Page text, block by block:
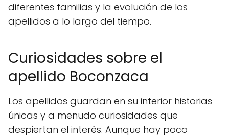
diferentes familias y la evolución de los
apellidos a lo largo del tiempo.
Curiosidades sobre el
apellido Boconzaca
Los apellidos guardan en su interior historias
únicas y a menudo curiosidades que
despiertan el interés. Aunque hay poco